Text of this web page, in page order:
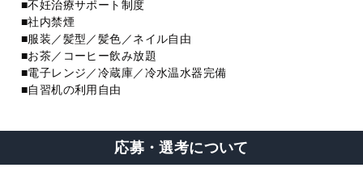
■不妊治療サポート制度
■社内禁煙
■服装／髪型／髪色／ネイル自由
■お茶／コーヒー飲み放題
■電子レンジ／冷蔵庫／冷水温水器完備
■自習机の利用自由
応募・選考について